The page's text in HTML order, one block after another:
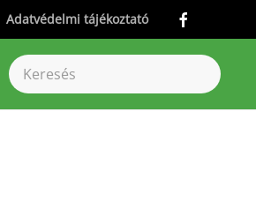
Adatvédelmi tájékoztató